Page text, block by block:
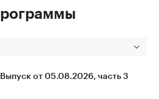
от 05.08.2026, часть 3